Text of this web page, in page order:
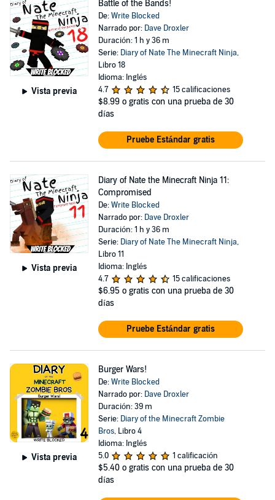
Vista previa
Battle of the Bands!
De:Write Blocked
Narrado por: Dave Droxler
Duración: 1 h y 36 m
Serie: Diary of Nate The Minecraft Ninja,
Libro 18
Idioma: Inglés
4.7
15 calificaciones
$8.99 o gratis con una prueba de 30
días
Pruebe Estándar gratis
Vista previa
Diary of Nate the Minecraft Ninja 11:
Compromised
De:Write Blocked
Narrado por: Dave Droxler
Duración: 1 h y 36 m
Serie: Diary of Nate The Minecraft Ninja,
Libro 11
Idioma: Inglés
4.7
15 calificaciones
$6.95 o gratis con una prueba de 30
días
Pruebe Estándar gratis
Vista previa
Burger Wars!
De:Write Blocked
Narrado por: Dave Droxler
Duración: 39 m
Serie: Diary of the Minecraft Zombie
Bros, Libro 4
Idioma: Inglés
5.0
1 calificación
$5.40 o gratis con una prueba de 30
días